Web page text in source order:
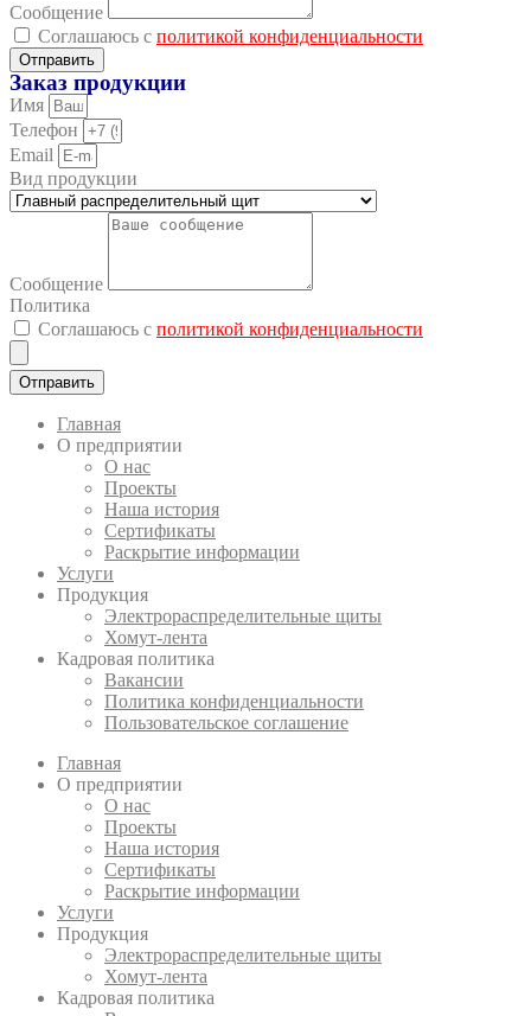
Сообщение
Соглашаюсь с политикой конфиденциальности
Отправить
Заказ продукции
Имя
Телефон
Email
Вид продукции
Сообщение
Политика
Соглашаюсь с политикой конфиденциальности
Отправить
Главная
О предприятии
О нас
Проекты
Наша история
Сертификаты
Раскрытие информации
Услуги
Продукция
Электрораспределительные щиты
Хомут-лента
Кадровая политика
Вакансии
Политика конфиденциальности
Пользовательское соглашение
Главная
О предприятии
О нас
Проекты
Наша история
Сертификаты
Раскрытие информации
Услуги
Продукция
Электрораспределительные щиты
Хомут-лента
Кадровая политика